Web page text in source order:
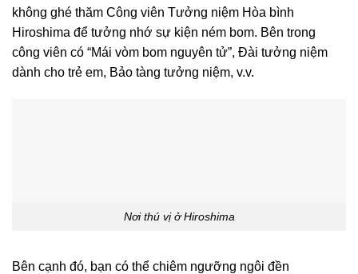
không ghé thăm Công viên Tưởng niệm Hòa bình
Hiroshima để tưởng nhớ sự kiện ném bom. Bên trong
công viên có “Mái vòm bom nguyên tử”, Đài tưởng niệm
dành cho trẻ em, Bảo tàng tưởng niệm, v.v.
Nơi thú vị ở Hiroshima
Bên cạnh đó, bạn có thể chiêm ngưỡng ngôi đền